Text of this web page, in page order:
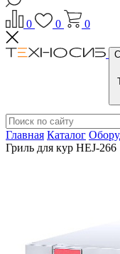
0 0 0
Главная Каталог
Гриль для кур HEJ-266